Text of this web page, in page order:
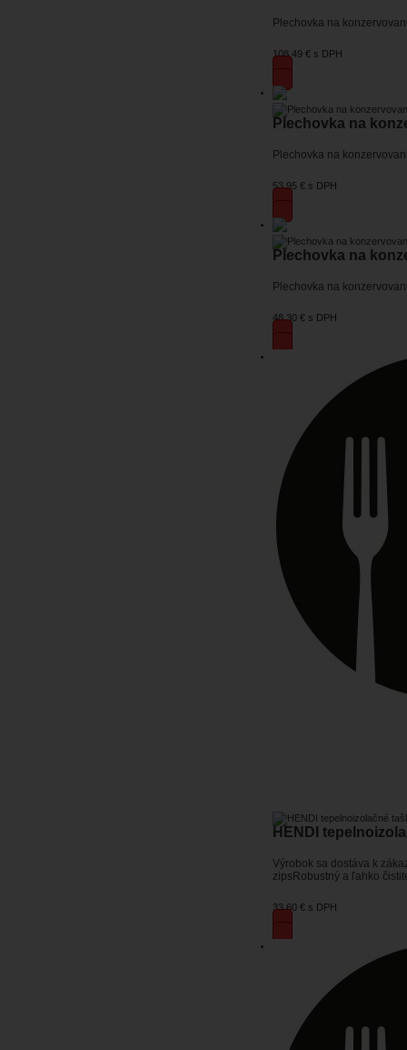
Plechovka na
108,49 € s DPH
Plechovka na
Plechovka na
53,95 € s DPH
Plechovka na
Plechovka na
48,30 € s DPH
HENDI
Výrobok sa dostáva k
zipsRobustný a ľahko
33,60 € s DPH